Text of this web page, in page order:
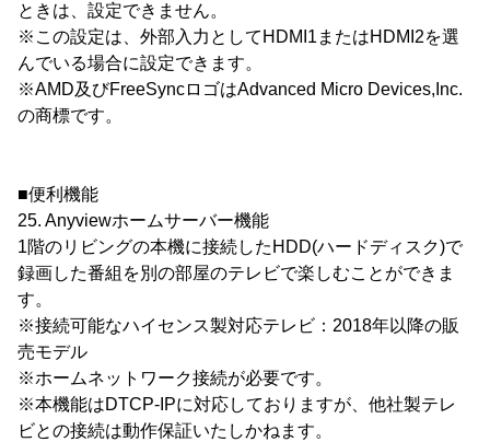
ときは、設定できません。
※この設定は、外部入力としてHDMI1またはHDMI2を選
んでいる場合に設定できます。
※AMD及びFreeSyncロゴはAdvanced Micro Devices,Inc.
の商標です。
■便利機能
25. Anyviewホームサーバー機能
1階のリビングの本機に接続したHDD(ハードディスク)で
録画した番組を別の部屋のテレビで楽しむことができま
す。
※接続可能なハイセンス製対応テレビ：2018年以降の販
売モデル
※ホームネットワーク接続が必要です。
※本機能はDTCP-IPに対応しておりますが、他社製テレ
ビとの接続は動作保証いたしかねます。